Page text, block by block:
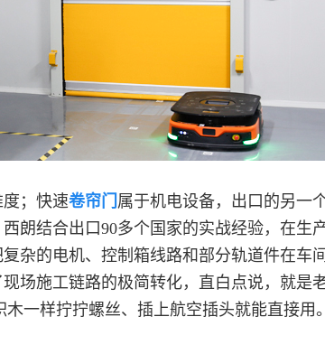
；快速卷帘门 属于机电设备，出口的另一
朗结合出口90多个国家的实战经验，在生
杂的电机、控制箱线路和部分轨道件在车
场施工链路的极简转化，直白点说，就是
一样拧拧螺丝、插上航空插头就能直接用。